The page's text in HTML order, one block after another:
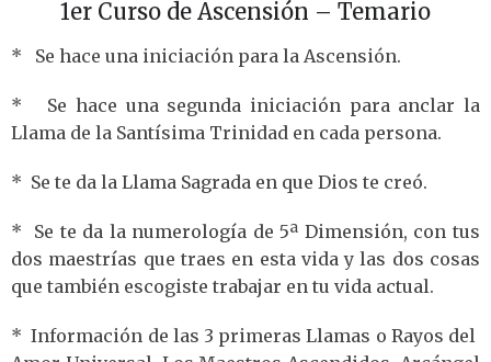
1er Curso de Ascensión – Temario
* Se hace una iniciación para la Ascensión.
* Se hace una segunda iniciación para anclar la
Llama de la Santísima Trinidad en cada persona.
* Se te da la Llama Sagrada en que Dios te creó.
* Se te da la numerología de 5ª Dimensión, con tus
dos maestrías que traes en esta vida y las dos cosas
que también escogiste trabajar en tu vida actual.
* Información de las 3 primeras Llamas o Rayos del